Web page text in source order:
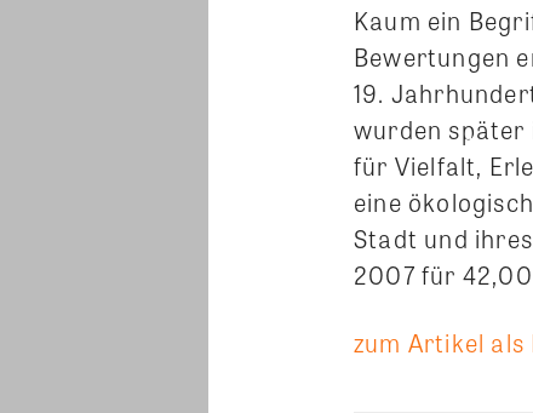
Kaum ein
Bewertungen
19.
wurden später
für Vielfalt,
eine
Stadt und
2007 für
zum Artikel als